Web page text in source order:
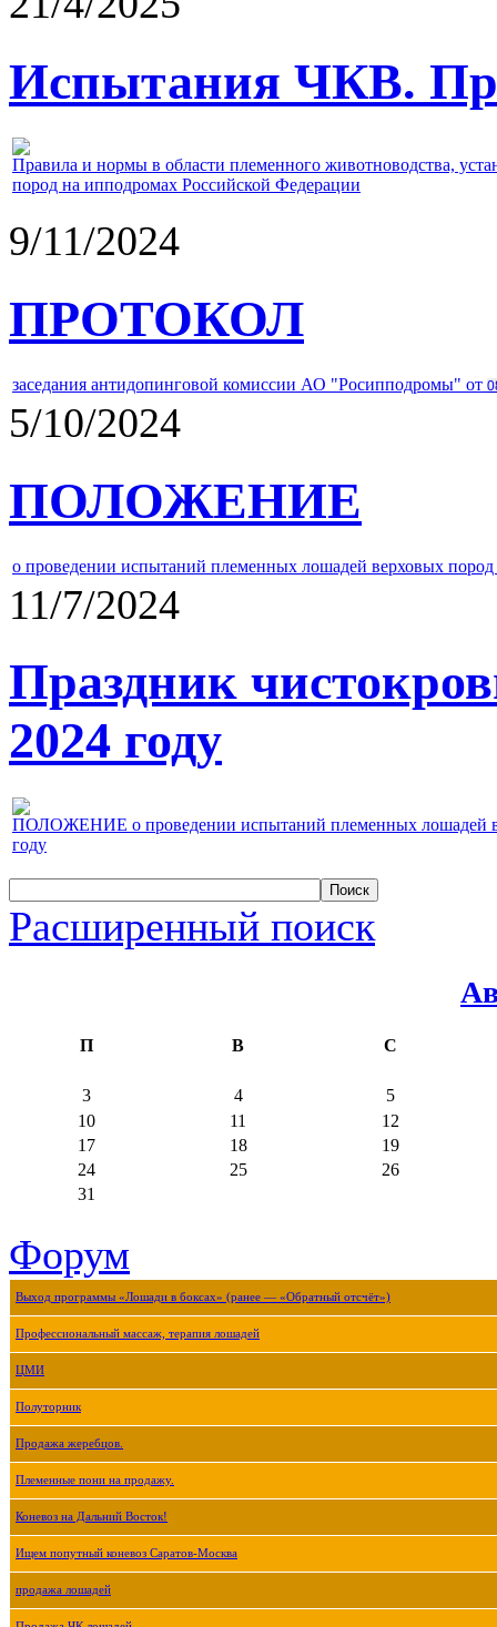
Испытания ЧКВ.
Правила и нормы в области племенного животноводства,
пород на ипподромах Российской Федерации
9/11/2024
ПРОТОКОЛ
заседания антидопинговой комиссии АО "Росипподромы" от
5/10/2024
ПОЛОЖЕНИЕ
о проведении испытаний племенных лошадей верховых
11/7/2024
Праздник
2024 году
ПОЛОЖЕНИЕ о проведении испытаний племенных лошадей
году
Расширенный поиск
П В С
3 4
5
10
11
12
17
18
19
24
25
26
31
Форум
Выход программы «Лошади в боксах» (ранее — «Обратный отсчёт»)
Профессиональный массаж, терапия лошадей
ЦМИ
Полуторник
Продажа жеребцов.
Племенные пони на продажу.
Коневоз на Дальний Восток!
Ищем попутный коневоз Саратов-Москва
продажа лошадей